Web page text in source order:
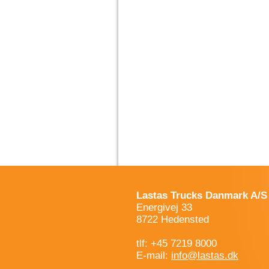
Lastas Trucks Danmark A/S
Energivej 33
8722 Hedensted
tlf: +45 7219 8000
E-mail: info@lastas.dk